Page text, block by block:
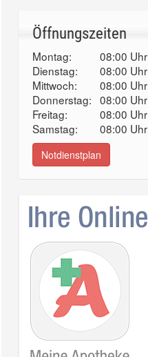
Öffnungszeiten
Montag: 08:00 Uhr
Dienstag:
08:00 Uhr
Mittwoch:
08:00 Uhr
Donnerstag: 08:00 Uhr
Freitag:
08:00 Uhr
Samstag:
08:00 Uhr
Notdienstplan